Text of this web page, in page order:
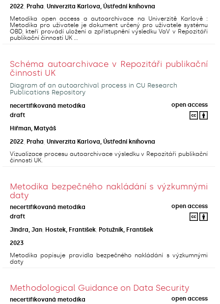
2022 Praha Univerzita Karlova, Ústřední knihovna
Metodika open access a autoarchivace na Univerzitě Karlově :
Metodika pro uživatele je dokument určený pro uživatele systému
OBD, kteří provádí uložení a zpřístupnění výsledku VaV v Repozitáři
publikační činnosti UK ...
Schéma autoarchivace v Repozitáři publikační
činnosti UK
Diagram of an autoarchival process in CU Research
Publications Repository
necertifikovaná metodika
open access
draft
Hiřman, Matyáš
2022 Praha Univerzita Karlova, Ústřední knihovna
Vizualizace procesu autoarchivace výsledku v Repozitáři publikační
činnosti UK.
Metodika bezpečného nakládání s výzkumnými
daty
necertifikovaná metodika
open access
draft
Jindra, Jan; Hostek, František; Potužník, František
2023
Metodika popisuje pravidla bezpečného nakládání s výzkumnými
daty
Methodological Guidance on Data Security
necertifikovaná metodika
open access